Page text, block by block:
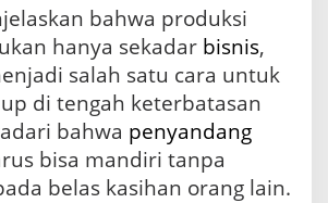
bahwa produksi
hanya sekadar bisnis,
salah satu cara untuk
di tengah keterbatasan
bahwa penyandang
bisa mandiri tanpa
belas kasihan orang lain.